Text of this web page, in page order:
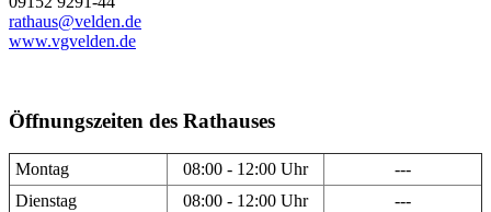
rathaus@velden.de
www.vgvelden.de
Öffnungszeiten des Rathauses
Montag 08:00 - 12:00 Uhr
---
Dienstag
08:00 - 12:00 Uhr ---